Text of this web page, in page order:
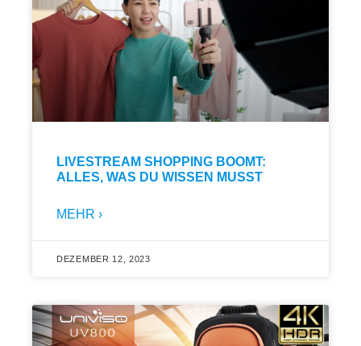
LIVESTREAM SHOPPING BOOMT:
ALLES, WAS DU WISSEN MUSST
MEHR ›
DEZEMBER 12, 2023